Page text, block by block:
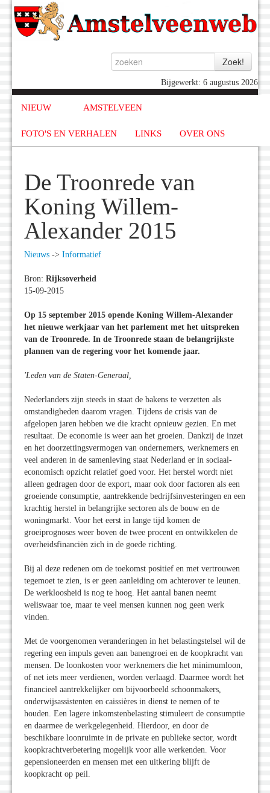
Bijgewerkt: 6 augustus 2026
NIEUW AMSTELVEEN
FOTO'S EN VERHALEN LINKS OVER ONS
De Troonrede van
Koning Willem-
Alexander 2015
Nieuws -> Informatief
Bron: Rijksoverheid
15-09-2015
Op 15 september 2015 opende Koning Willem-Alexander
het nieuwe werkjaar van het parlement met het uitspreken
van de Troonrede. In de Troonrede staan de belangrijkste
plannen van de regering voor het komende jaar.
'Leden van de Staten-Generaal,
Nederlanders zijn steeds in staat de bakens te verzetten als
omstandigheden daarom vragen. Tijdens de crisis van de
afgelopen jaren hebben we die kracht opnieuw gezien. En met
resultaat. De economie is weer aan het groeien. Dankzij de inzet
en het doorzettingsvermogen van ondernemers, werknemers en
veel anderen in de samenleving staat Nederland er in sociaal-
economisch opzicht relatief goed voor. Het herstel wordt niet
alleen gedragen door de export, maar ook door factoren als een
groeiende consumptie, aantrekkende bedrijfsinvesteringen en een
krachtig herstel in belangrijke sectoren als de bouw en de
woningmarkt. Voor het eerst in lange tijd komen de
groeiprognoses weer boven de twee procent en ontwikkelen de
overheidsfinanciën zich in de goede richting.
Bij al deze redenen om de toekomst positief en met vertrouwen
tegemoet te zien, is er geen aanleiding om achterover te leunen.
De werkloosheid is nog te hoog. Het aantal banen neemt
weliswaar toe, maar te veel mensen kunnen nog geen werk
vinden.
Met de voorgenomen veranderingen in het belastingstelsel wil de
regering een impuls geven aan banengroei en de koopkracht van
mensen. De loonkosten voor werknemers die het minimumloon,
of net iets meer verdienen, worden verlaagd. Daarmee wordt het
financieel aantrekkelijker om bijvoorbeeld schoonmakers,
onderwijsassistenten en caissières in dienst te nemen of te
houden. Een lagere inkomstenbelasting stimuleert de consumptie
en daarmee de werkgelegenheid. Hierdoor, en door de
beschikbare loonruimte in de private en publieke sector, wordt
koopkrachtverbetering mogelijk voor alle werkenden. Voor
gepensioneerden en mensen met een uitkering blijft de
koopkracht op peil.